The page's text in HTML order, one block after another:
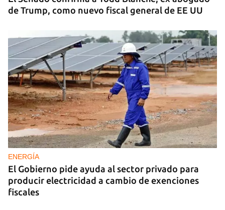
de Trump, como nuevo fiscal general de EE UU
ENERGÍA
El Gobierno pide ayuda al sector privado para
producir electricidad a cambio de exenciones
fiscales